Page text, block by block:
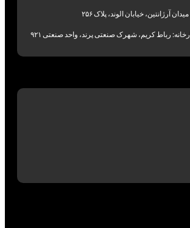
آرژانتین، خیابان الوند، پلاک ۲۵۶
رباط کریم، شهرک صنعتی پرند، واحد صنعتی ۹۲۱